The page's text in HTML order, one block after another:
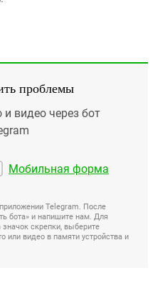
проблемы
видео через бот
Мобильная форма
Telegram. После
бота» и напишите нам. Для
скрепки, выберите
или видео в памяти устройства и